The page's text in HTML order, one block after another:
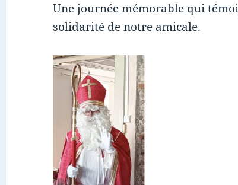
Une journée mémorable qui
solidarité de notre amicale.